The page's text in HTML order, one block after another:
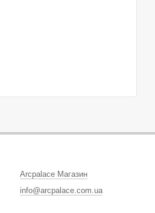
Arcpalace Магазин
info@arcpalace.com.ua